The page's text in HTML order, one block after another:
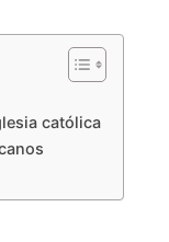
católica